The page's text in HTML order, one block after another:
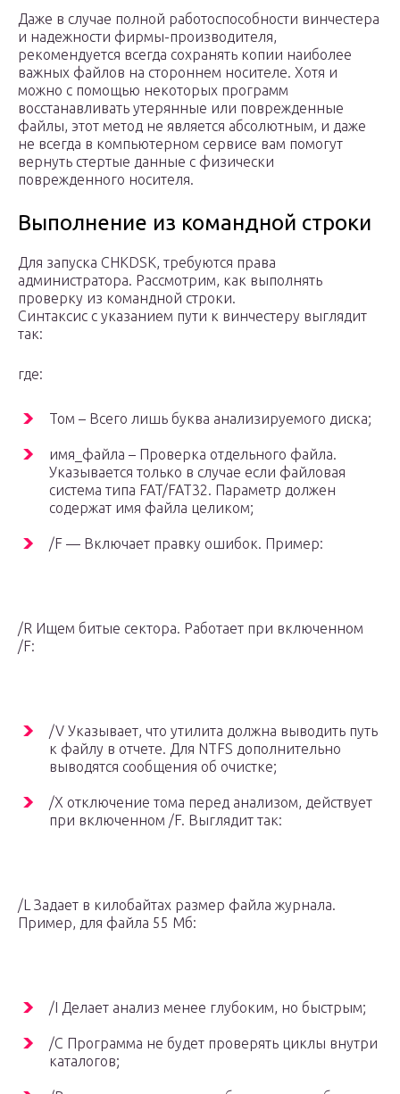
Даже в случае полной работоспособности винчестера
и надежности фирмы-производителя,
рекомендуется всегда сохранять копии наиболее
важных файлов на стороннем носителе. Хотя и
можно с помощью некоторых программ
восстанавливать утерянные или поврежденные
файлы, этот метод не является абсолютным, и даже
не всегда в компьютерном сервисе вам помогут
вернуть стертые данные с физически
поврежденного носителя.
Выполнение из командной строки
Для запуска CHKDSK, требуются права
администратора. Рассмотрим, как выполнять
проверку из командной строки.
Синтаксис с указанием пути к винчестеру выглядит
так:
где:
Том – Всего лишь буква анализируемого диска;
имя_файла – Проверка отдельного файла.
Указывается только в случае если файловая
система типа FAT/FAT32. Параметр должен
содержат имя файла целиком;
/F — Включает правку ошибок. Пример:
/R Ищем битые сектора. Работает при включенном
/F:
/V Указывает, что утилита должна выводить путь
к файлу в отчете. Для NTFS дополнительно
выводятся сообщения об очистке;
/X отключение тома перед анализом, действует
при включенном /F. Выглядит так:
/L Задает в килобайтах размер файла журнала.
Пример, для файла 55 Мб:
/I Делает анализ менее глубоким, но быстрым;
/C Программа не будет проверять циклы внутри
каталогов;